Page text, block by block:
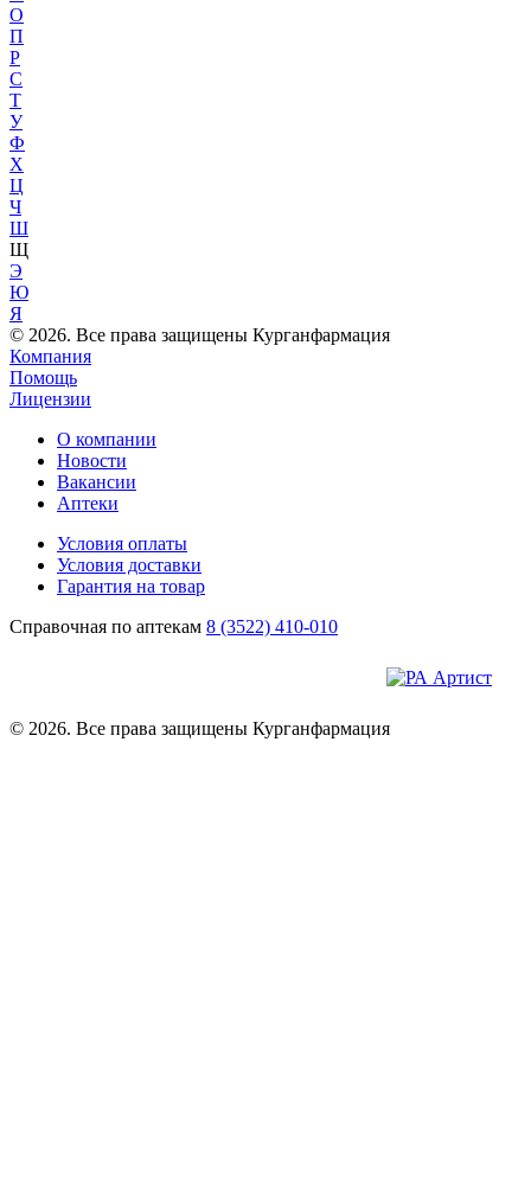
О
П
Р
С
Т
У
Ф
Х
Ц
Ч
Ш
Щ
Э
Ю
Я
© 2026. Все права защищены Курганфармация
Компания
Помощь
Лицензии
О компании
Новости
Вакансии
Аптеки
Условия оплаты
Условия доставки
Гарантия на товар
Справочная по аптекам 8 (3522) 410-010
© 2026. Все права защищены Курганфармация